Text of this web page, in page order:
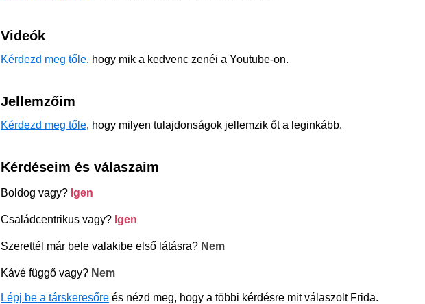
Videók
Kérdezd meg tőle, hogy mik a kedvenc zenéi a Youtube-on.
Jellemzőim
Kérdezd meg tőle, hogy milyen tulajdonságok jellemzik őt a leginkább.
Kérdéseim és válaszaim
Boldog vagy? Igen
Családcentrikus vagy? Igen
Szerettél már bele valakibe első látásra? Nem
Kávé függő vagy? Nem
Lépj be a társkeresőre és nézd meg, hogy a többi kérdésre mit válaszolt Frida.